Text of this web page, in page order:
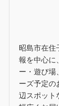
昭島市在住
報を中心に
ー・遊び場
ーズ予定の
辺スポット